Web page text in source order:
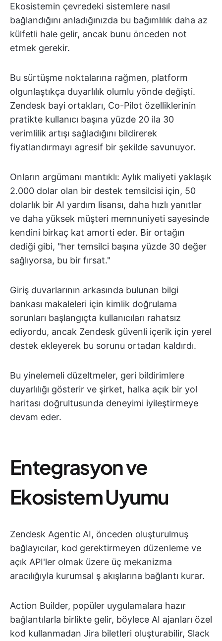
Ekosistemin çevredeki sistemlere nasıl
bağlandığını anladığınızda bu bağımlılık daha az
külfetli hale gelir, ancak bunu önceden not
etmek gerekir.
Bu sürtüşme noktalarına rağmen, platform
olgunlaştıkça duyarlılık olumlu yönde değişti.
Zendesk bayi ortakları, Co-Pilot özelliklerinin
pratikte kullanıcı başına yüzde 20 ila 30
verimlilik artışı sağladığını bildirerek
fiyatlandırmayı agresif bir şekilde savunuyor.
Onların argümanı mantıklı: Aylık maliyeti yaklaşık
2.000 dolar olan bir destek temsilcisi için, 50
dolarlık bir AI yardım lisansı, daha hızlı yanıtlar
ve daha yüksek müşteri memnuniyeti sayesinde
kendini birkaç kat amorti eder. Bir ortağın
dediği gibi, "her temsilci başına yüzde 30 değer
sağlıyorsa, bu bir fırsat."
Giriş duvarlarının arkasında bulunan bilgi
bankası makaleleri için kimlik doğrulama
sorunları başlangıçta kullanıcıları rahatsız
ediyordu, ancak Zendesk güvenli içerik için yerel
destek ekleyerek bu sorunu ortadan kaldırdı.
Bu yinelemeli düzeltmeler, geri bildirimlere
duyarlılığı gösterir ve şirket, halka açık bir yol
haritası doğrultusunda deneyimi iyileştirmeye
devam eder.
Entegrasyon ve
Ekosistem Uyumu
Zendesk Agentic AI, önceden oluşturulmuş
bağlayıcılar, kod gerektirmeyen düzenleme ve
açık API'ler olmak üzere üç mekanizma
aracılığıyla kurumsal ş akışlarına bağlantı kurar.
Action Builder, popüler uygulamalara hazır
bağlantılarla birlikte gelir, böylece AI ajanları özel
kod kullanmadan Jira biletleri oluşturabilir, Slack